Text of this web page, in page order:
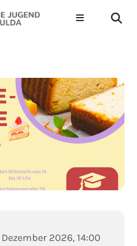
2026, 14:00